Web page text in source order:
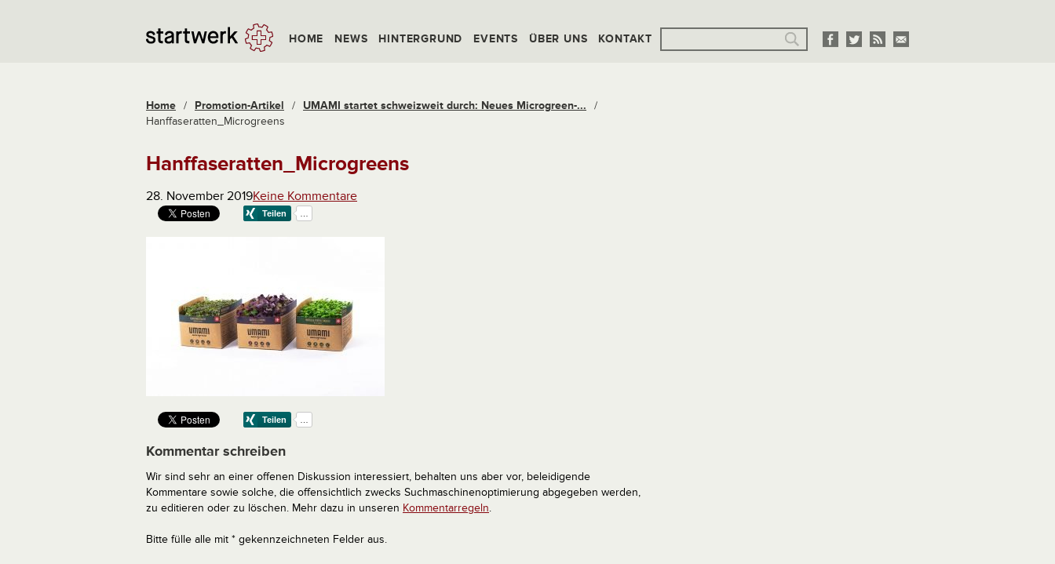
HOME NEWS HINTERGRUND EVENTS ÜBER UNS KONTAKT
Home / Promotion-Artikel / UMAMI startet schweizweit durch: Neues Microgreen-...
/
Hanffaseratten_Microgreens
Hanffaseratten_Microgreens
28. November 2019Keine Kommentare
Kommentar schreiben
Wir sind sehr an einer offenen Diskussion interessiert, behalten uns aber vor, beleidigende
Kommentare sowie solche, die offensichtlich zwecks Suchmaschinenoptimierung abgegeben werden,
zu editieren oder zu löschen. Mehr dazu in unseren Kommentarregeln.
Bitte fülle alle mit * gekennzeichneten Felder aus.